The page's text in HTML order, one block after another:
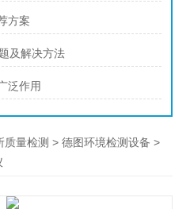
方案
及解决方法
泛作用
质量检测 >德图环境检测设备 >